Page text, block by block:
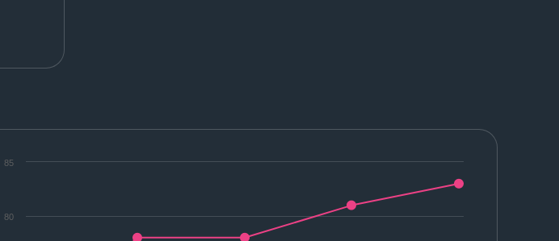
80
85